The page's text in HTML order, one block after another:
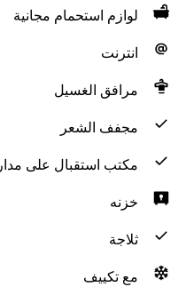
لوازم استحمام مجانية
انترنت
مرافق الغسيل
مجفف الشعر
مكتب استقبال على مدار 24 ساعة
خزنه
ثلاجة
مع تكييف